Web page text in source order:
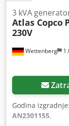
Wettenberg
3 kVA
Atlas Copco
230V
Godina izgradnje:
AN2301155,